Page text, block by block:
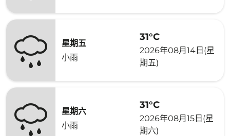
星期五
小雨
31°C
2026年08月14日(星
期五)
星期六
小雨
31°C
2026年08月15日(星
期六)